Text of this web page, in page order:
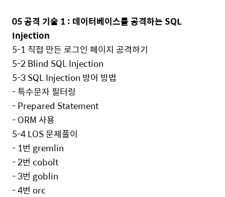
05공격 기술 1 : 데이터베이스를 공격하는 SQL
Injection
5-1 직접 만든 로그인 페이지 공격하기
5-2 Blind SQL Injection
5-3 SQL Injection 방어 방법
-특수문자 필터링
- Prepared Statement
- ORM 사용
5-4 LOS문제풀이
- 1번 gremlin
- 2번 cobolt
- 3번 goblin
- 4번 orc